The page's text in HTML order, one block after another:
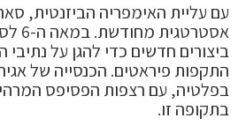
עם עליית האימפריה הביזנטית,
ביצורים חדשים כדי להגן על נתיבי
בפלטיה, עם רצפות הפסיפס
בתקופה זו.